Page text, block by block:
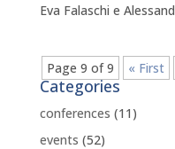
Eva Falaschi e
Page 9 of 9 « First
Categories
conferences (11)
events (52)